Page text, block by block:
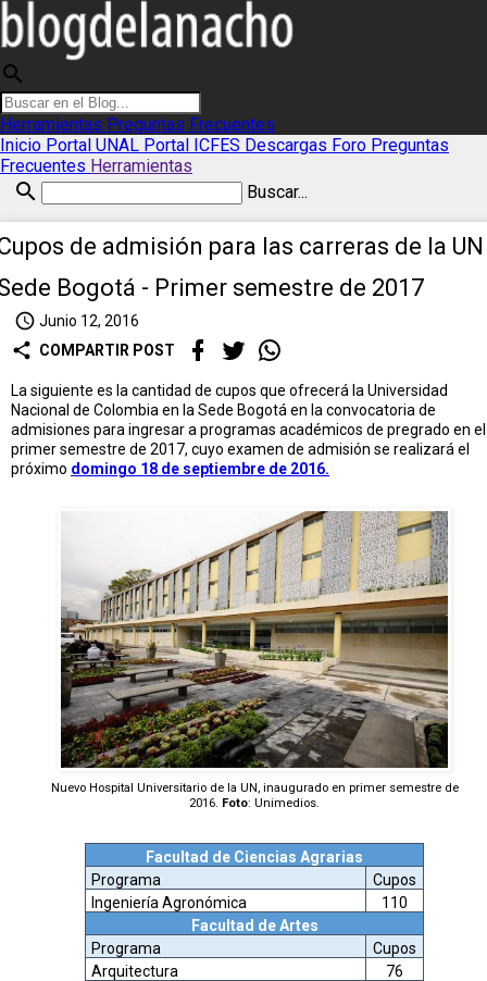
search
Herramientas Preguntas Frecuentes
Inicio Portal UNAL Portal ICFES Descargas Foro Preguntas
Frecuentes Herramientas
search Buscar...
de admisión para las carreras de la UN
Bogotá - Primer semestre de 2017
access_time Junio 12, 2016
share COMPARTIR POST
La siguiente es la cantidad de cupos que ofrecerá la Universidad
Nacional de Colombia en la Sede Bogotá en la convocatoria de
admisiones para ingresar a programas académicos de pregrado en el
primer semestre de 2017, cuyo examen de admisión se realizará el
próximo domingo 18 de septiembre de 2016.
Nuevo Hospital Universitario de la UN, inaugurado en primer semestre de
2016. Foto: Unimedios.
Facultad de Ciencias Agrarias
Programa
Cupos
Ingeniería Agronómica
110
Facultad de Artes
Programa
Cupos
Arquitectura
76